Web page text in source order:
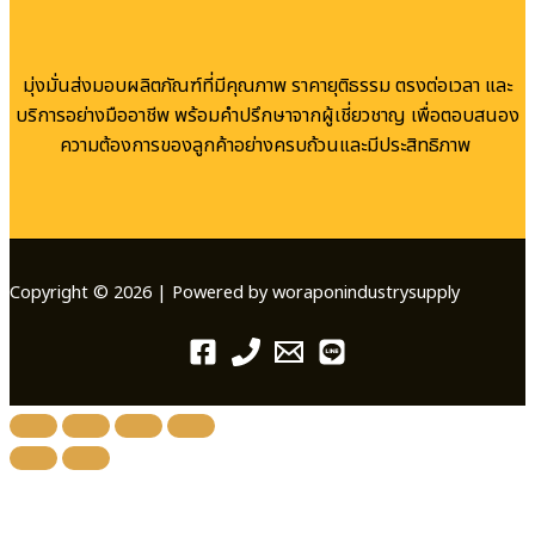
มุ่งมั่นส่งมอบผลิตภัณฑ์ที่มีคุณภาพ ราคายุติธรรม ตรงต่อเวลา และ
บริการอย่างมืออาชีพ พร้อมคำปรึกษาจากผู้เชี่ยวชาญ เพื่อตอบสนอง
ความต้องการของลูกค้าอย่างครบถ้วนและมีประสิทธิภาพ
Copyright © 2026 | Powered by woraponindustrysupply